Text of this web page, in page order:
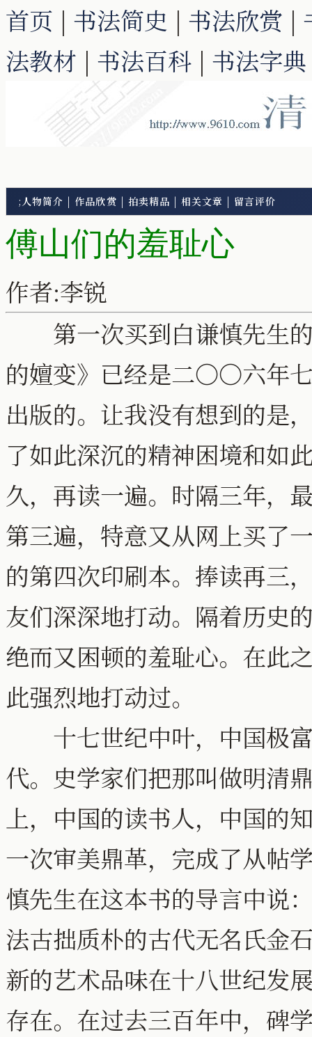
首页 | 书法简史 | 书法欣赏 |
法教材 | 书法百科 | 书法字典
; 人物简介 | 作品欣赏 | 拍卖精品 | 相关文章 | 留言评价
傅山们的羞耻心
作者:李锐
第一次买到白谦慎先生的
的嬗变》已经是二〇〇六年
出版的。让我没有想到的是
了如此深沉的精神困境和如
久，再读一遍。时隔三年，
第三遍，特意又从网上买了
的第四次印刷本。捧读再三
友们深深地打动。隔着历史
绝而又困顿的羞耻心。在此
此强烈地打动过。
十七世纪中叶，中国极富
代。史学家们把那叫做明清
上，中国的读书人，中国的
一次审美鼎革，完成了从帖
慎先生在这本书的导言中说
法古拙质朴的古代无名氏金
新的艺术品味在十八世纪发
存在。在过去三百年中，碑